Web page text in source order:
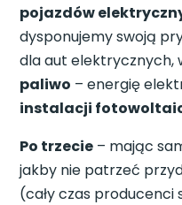
pojazdów
dysponujemy swoją
dla aut elektrycznych,
paliwo – energię
instalacji
Po trzecie – mając
jakby nie patrzeć
(cały czas